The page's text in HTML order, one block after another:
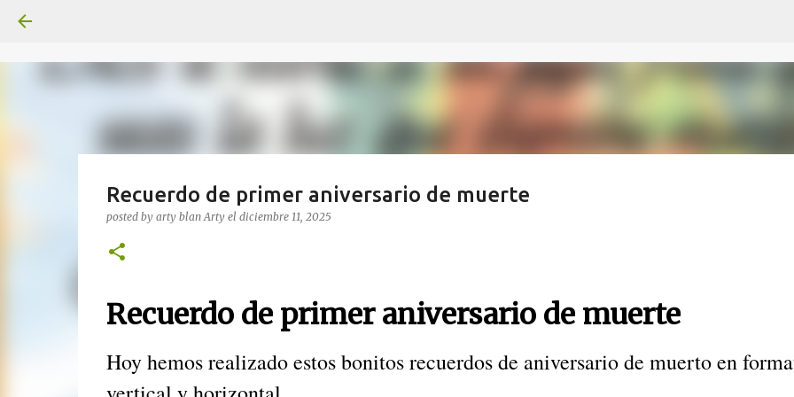
Recuerdo de primer aniversario de muerte
posted by arty blanArty el diciembre 11, 2025
Recuerdo de primer aniversario de muerte
Hoy hemos realizado estos bonitos recuerdos de aniversario de muerto en